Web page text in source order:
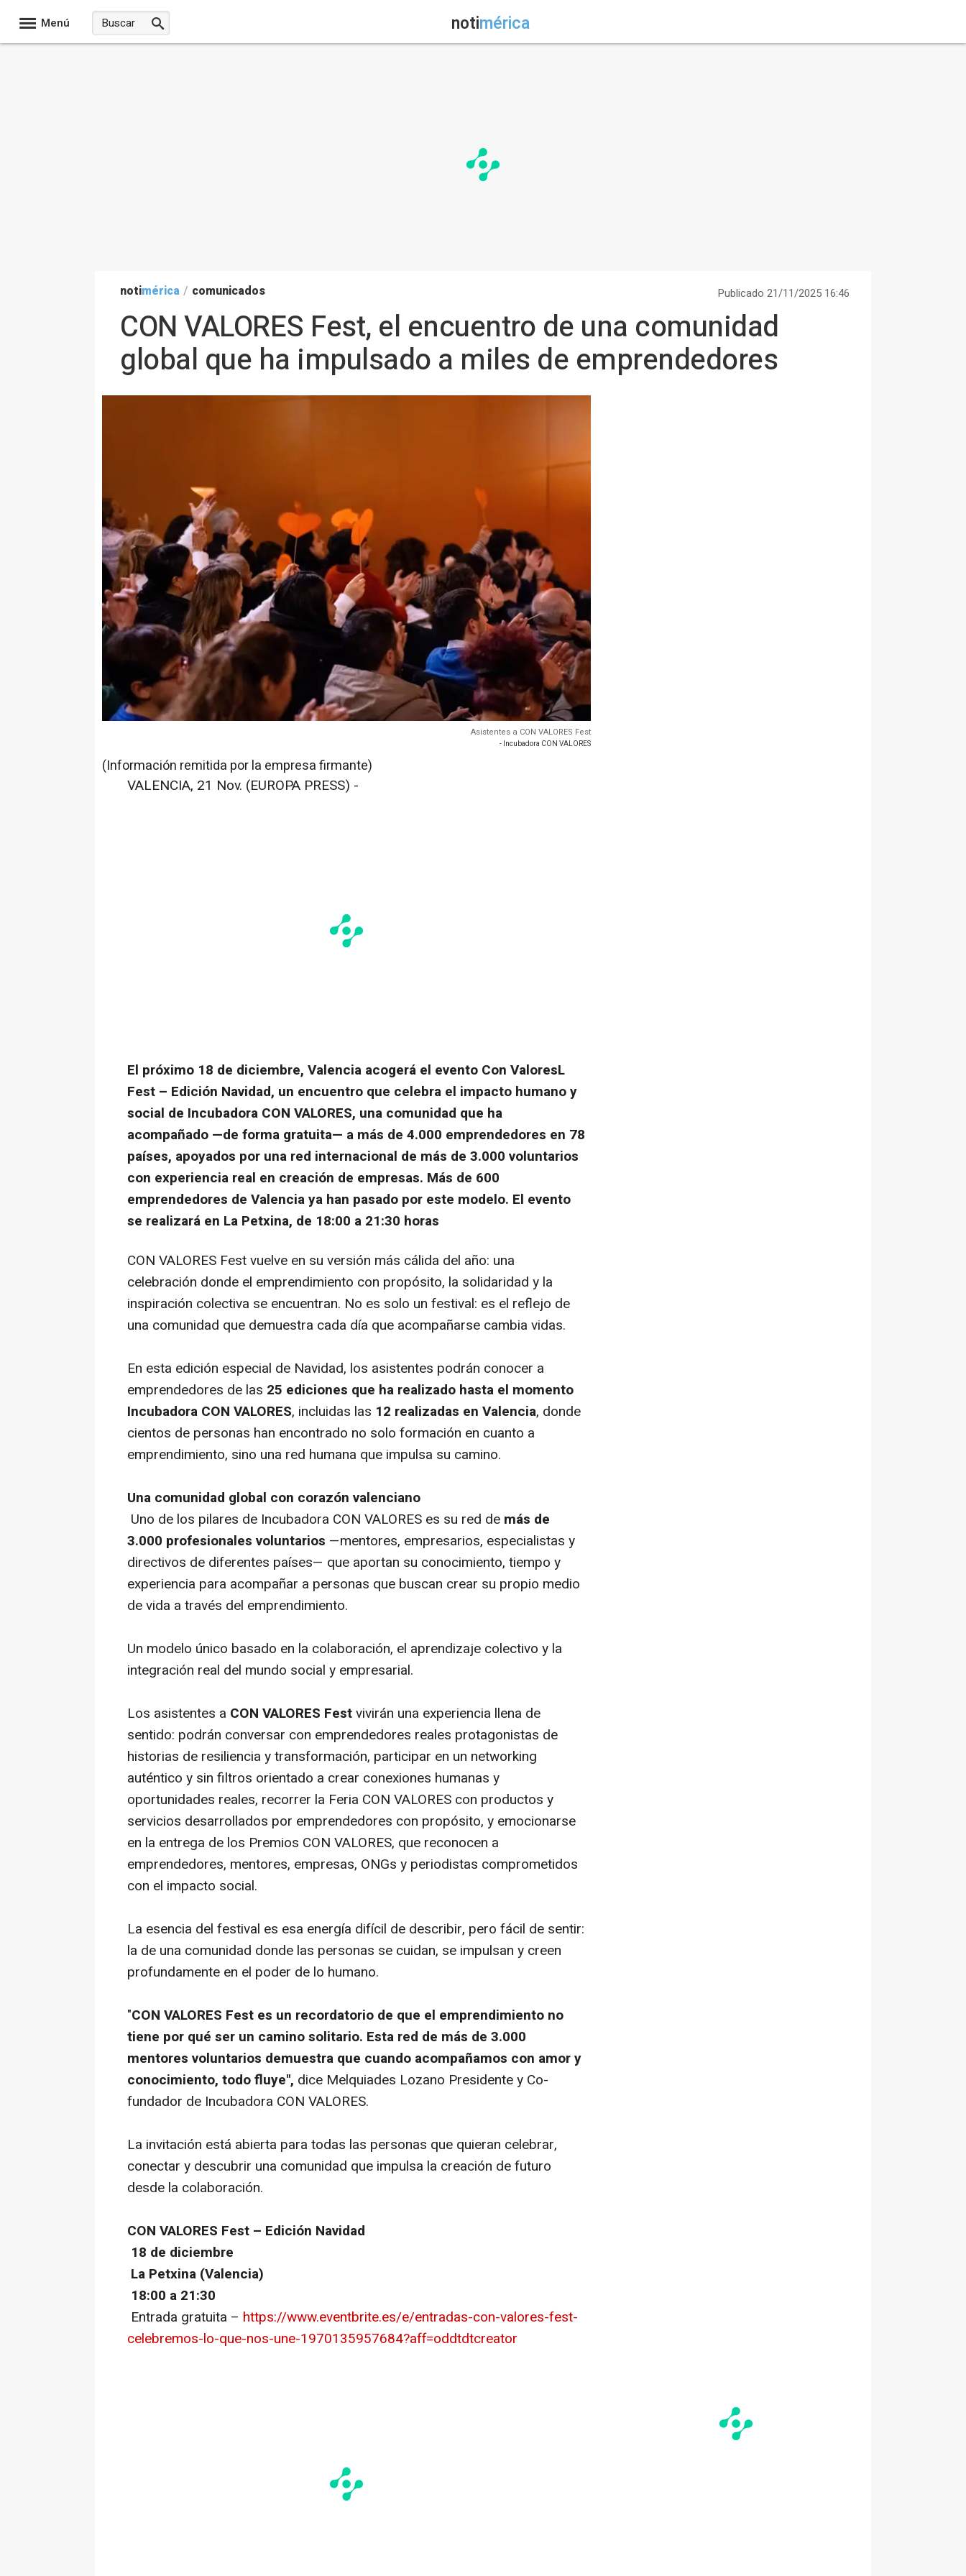
Menú notimérica
notimérica / comunicados Publicado 21/11/2025 16:46
CON VALORES Fest, el encuentro de una comunidad
global que ha impulsado a miles de emprendedores
Asistentes a CON VALORES Fest
- Incubadora CON VALORES
(Información remitida por la empresa firmante)
VALENCIA, 21 Nov. (EUROPA PRESS) -
El próximo 18 de diciembre, Valencia acogerá el evento Con ValoresL
Fest – Edición Navidad, un encuentro que celebra el impacto humano y
social de Incubadora CON VALORES, una comunidad que ha
acompañado —de forma gratuita— a más de 4.000 emprendedores en 78
países, apoyados por una red internacional de más de 3.000 voluntarios
con experiencia real en creación de empresas. Más de 600
emprendedores de Valencia ya han pasado por este modelo. El evento
se realizará en La Petxina, de 18:00 a 21:30 horas
CON VALORES Fest vuelve en su versión más cálida del año: una
celebración donde el emprendimiento con propósito, la solidaridad y la
inspiración colectiva se encuentran. No es solo un festival: es el reflejo de
una comunidad que demuestra cada día que acompañarse cambia vidas.
En esta edición especial de Navidad, los asistentes podrán conocer a
emprendedores de las 25 ediciones que ha realizado hasta el momento
Incubadora CON VALORES, incluidas las 12 realizadas en Valencia, donde
cientos de personas han encontrado no solo formación en cuanto a
emprendimiento, sino una red humana que impulsa su camino.
Una comunidad global con corazón valenciano
Uno de los pilares de Incubadora CON VALORES es su red de más de
3.000 profesionales voluntarios —mentores, empresarios, especialistas y
directivos de diferentes países— que aportan su conocimiento, tiempo y
experiencia para acompañar a personas que buscan crear su propio medio
de vida a través del emprendimiento.
Un modelo único basado en la colaboración, el aprendizaje colectivo y la
integración real del mundo social y empresarial.
Los asistentes a CON VALORES Festvivirán una experiencia llena de
sentido: podrán conversar con emprendedores reales protagonistas de
historias de resiliencia y transformación, participar en un networking
auténtico y sin filtros orientado a crear conexiones humanas y
oportunidades reales, recorrer la Feria CON VALORES con productos y
servicios desarrollados por emprendedores con propósito, y emocionarse
en la entrega de los Premios CON VALORES, que reconocen a
emprendedores, mentores, empresas, ONGs y periodistas comprometidos
con el impacto social.
La esencia del festival es esa energía difícil de describir, pero fácil de sentir:
la de una comunidad donde las personas se cuidan, se impulsan y creen
profundamente en el poder de lo humano.
"CON VALORES Fest es un recordatorio de que el emprendimiento no
tiene por qué ser un camino solitario. Esta red de más de 3.000
mentores voluntarios demuestra que cuando acompañamos con amor y
conocimiento, todo fluye", dice Melquiades Lozano Presidente y Co-
fundador de Incubadora CON VALORES.
La invitación está abierta para todas las personas que quieran celebrar,
conectar y descubrir una comunidad que impulsa la creación de futuro
desde la colaboración.
CON VALORES Fest – Edición Navidad
18 de diciembre
La Petxina (Valencia)
18:00 a 21:30
Entrada gratuita – https://www.eventbrite.es/e/entradas-con-valores-fest-
celebremos-lo-que-nos-une-1970135957684?aff=oddtdtcreator